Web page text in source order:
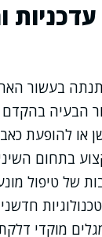
עדכניות
בעשור
הבעיה
או להופעת
בתחום
של טיפול
מוקדי